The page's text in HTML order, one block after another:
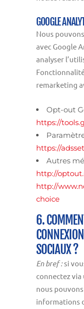
GOOGLE
Nous
avec Google
analyser
remarketing
Opt-out
https://
https://
Autres
http://
http://
choice
6.
SOCIAUX ?
En bref :si
connectez via
nous
informations